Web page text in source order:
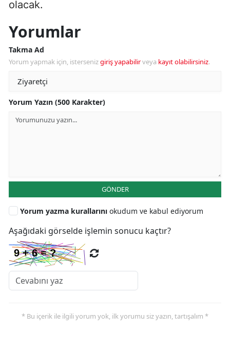
olacak.
Yorumlar
Takma Ad
Yorum yapmak için, istersenizgiriş yapabilirveya kayıt olabilirsiniz.
Yorum Yazın (500 Karakter)
GÖNDER
Yorum yazma kurallarını okudum ve kabul ediyorum
Aşağıdaki görselde işlemin sonucu kaçtır?
* Bu içerik ile ilgili yorum yok, ilk yorumu siz yazın, tartışalım *